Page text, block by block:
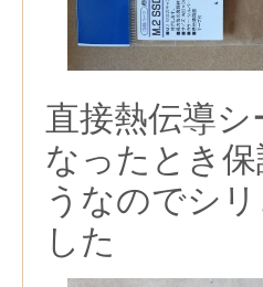
直接熱伝導
なったとき
うなのでシ
した